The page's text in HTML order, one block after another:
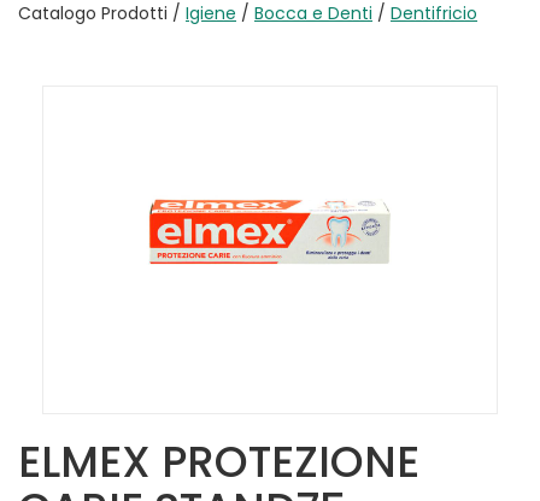
Catalogo Prodotti / Igiene / Bocca e Denti / Dentifricio
ELMEX PROTEZIONE